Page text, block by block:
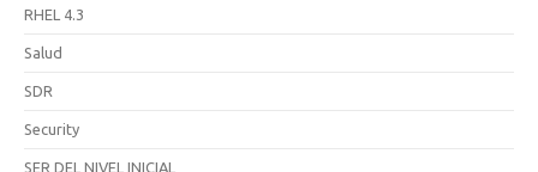
RHEL 4.3
Salud
SDR
Security
SER DEL NIVEL INICIAL